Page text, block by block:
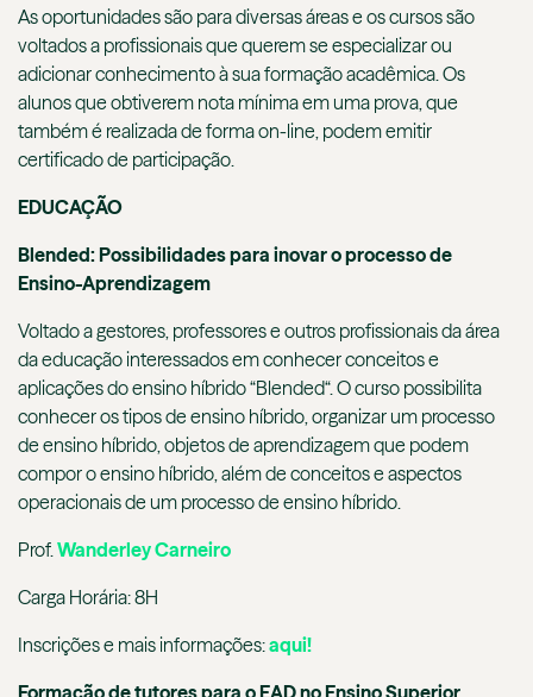
As oportunidades são para diversas áreas e os cursos são
voltados a profissionais que querem se especializar ou
adicionar conhecimento à sua formação acadêmica. Os
alunos que obtiverem nota mínima em uma prova, que
também é realizada de forma on-line, podem emitir
certificado de participação.
EDUCAÇÃO
Blended: Possibilidades para inovar o processo de
Ensino-Aprendizagem
Voltado a gestores, professores e outros profissionais da área
da educação interessados em conhecer conceitos e
aplicações do ensino híbrido “Blended“. O curso possibilita
conhecer os tipos de ensino híbrido, organizar um processo
de ensino híbrido, objetos de aprendizagem que podem
compor o ensino híbrido, além de conceitos e aspectos
operacionais de um processo de ensino híbrido.
Prof.Wanderley Carneiro
Carga Horária: 8H
Inscrições e mais informações:aqui!